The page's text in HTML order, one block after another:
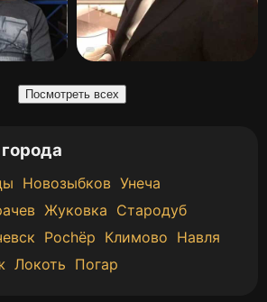
Посмотреть всех
Новозыбков Унеча
Жуковка Стародуб
Pochëp Климово Навля
Локоть Погар